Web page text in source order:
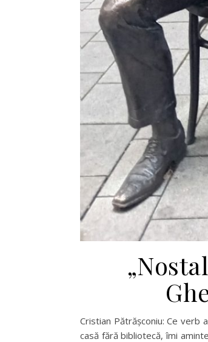
Cristian Pătrășconiu: Ce verb
casă fără bibliotecă, îmi